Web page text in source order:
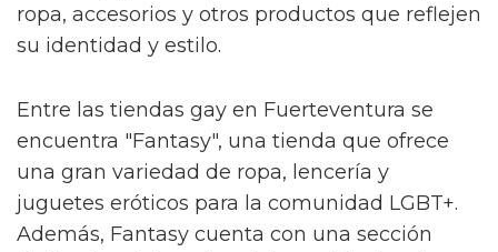
ropa, accesorios y otros productos que reflejen
su identidad y estilo.
Entre las tiendas gay en Fuerteventura se
encuentra "Fantasy", una tienda que ofrece
una gran variedad de ropa, lencería y
juguetes eróticos para la comunidad LGBT+.
Además, Fantasy cuenta con una sección